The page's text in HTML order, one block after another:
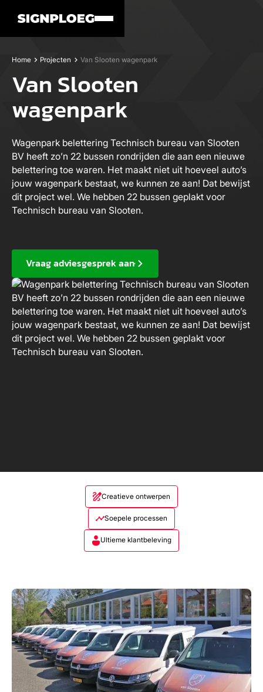
Home Projecten Van Slooten wagenpark
Van Slooten
wagenpark
Wagenpark belettering Technisch bureau van Slooten
BV heeft zo’n 22 bussen rondrijden die aan een nieuwe
belettering toe waren. Het maakt niet uit hoeveel auto’s
jouw wagenpark bestaat, we kunnen ze aan! Dat bewijst
dit project wel. We hebben 22 bussen geplakt voor
Technisch bureau van Slooten.
Vraag adviesgesprek aan
Creatieve ontwerpen
Soepele processen
Ultieme klantbeleving